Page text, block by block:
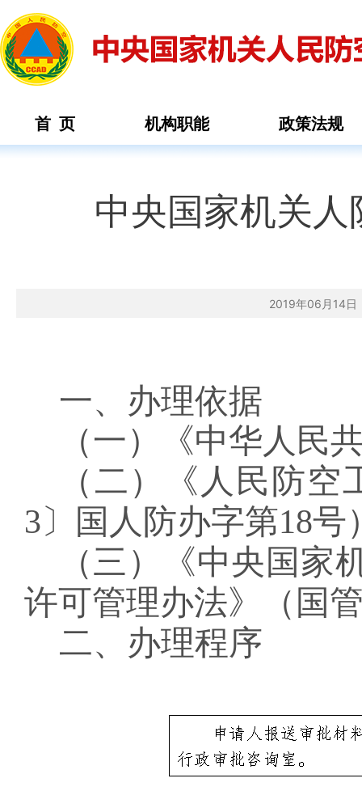
首 页 机构职能 政策法规
中央国家机关
2019年06月14
一、 办理依据
（一）
《中华人民
（二）《人民防
3〕 国人防办字第18号
（三）《中央国家
许可管理办法》（国
二、 办理程序